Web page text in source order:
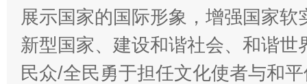
漫山遍野的桃花与雪山、麦地、白藏房 除
展示国家的国际形象，增强国家
新型国家、建设和谐社会、和谐
民众/全民勇于担任文化使者与和